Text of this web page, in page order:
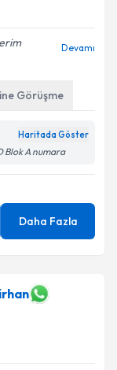
Devamı
Görüşme
Haritada Göster
Blok A numara
Daha Fazla